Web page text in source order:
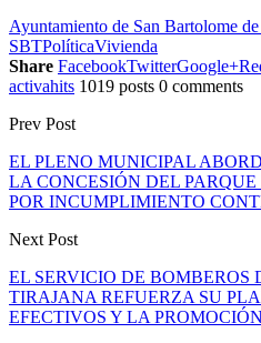
Ayuntamiento de San Bartolome
SBTPolíticaVivienda
Share FacebookTwitterGoogle+
activahits 1019 posts 0 comments
Prev Post
EL PLENO MUNICIPAL
LA CONCESIÓN DEL
POR INCUMPLIMIENTO
Next Post
EL SERVICIO DE BOMBEROS
TIRAJANA REFUERZA SU
EFECTIVOS Y LA